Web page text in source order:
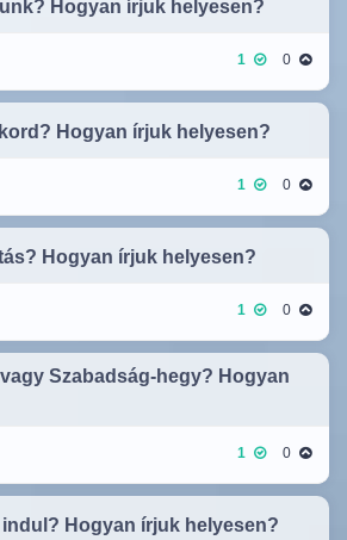
Hogyan írjuk helyesen?
1 0
Hogyan írjuk helyesen?
1 0
Hogyan írjuk helyesen?
1 0
Szabadság-hegy? Hogyan
1 0
indul? Hogyan írjuk helyesen?